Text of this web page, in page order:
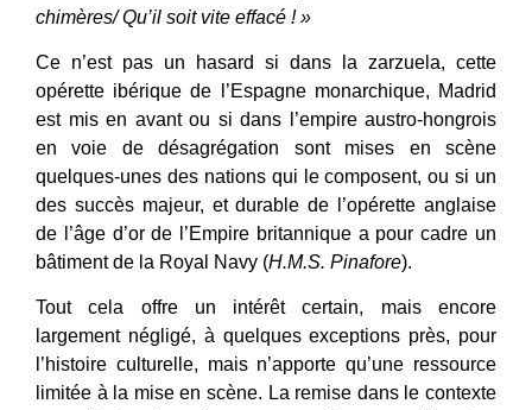
chimères/ Qu’il soit vite effacé !»
Ce n’est pas un hasard si dans la zarzuela, cette
opérette ibérique de l’Espagne monarchique, Madrid
est mis en avant ou si dans l’empire austro-hongrois
en voie de désagrégation sont mises en scène
quelques-unes des nations qui le composent, ou si un
des succès majeur, et durable de l’opérette anglaise
de l’âge d’or de l’Empire britannique a pour cadre un
bâtiment de la Royal Navy (H.M.S. Pinafore).
Tout cela offre un intérêt certain, mais encore
largement négligé, à quelques exceptions près, pour
l’histoire culturelle, mais n’apporte qu’une ressource
limitée à la mise en scène. La remise dans le contexte